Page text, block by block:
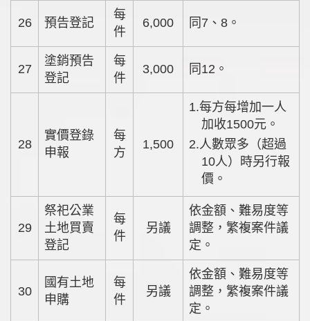
26 預告登記
每
件
6,000 同7、8。
27
塗銷預告
登記
每
件
3,000 同12。
28
實價登錄
申報
每
方
1,500
1.每方每增加一人
加收1500元。
2.人數眾多（超過
10人）時另行報
價。
29
祭祀公業
土地買賣
登記
每
件
另議
依金額、難易度等
調整，繁複案件議
定。
30
國有土地
申購
每
件
另議
依金額、難易度等
調整，繁複案件議
定。